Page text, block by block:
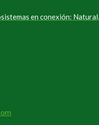
en conexión: